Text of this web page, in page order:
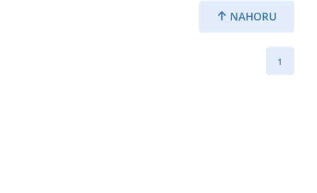
NAHORU
1